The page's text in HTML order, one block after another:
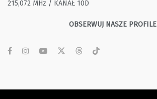
215,072 MHz / KANAŁ 10D
OBSERWUJ NASZE PROFILE